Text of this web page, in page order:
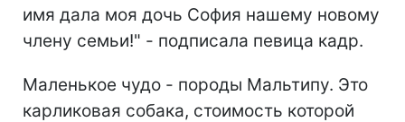
имя дала моя дочь София нашему новому
члену семьи!" - подписала певица кадр.
Маленькое чудо - породы Мальтипу. Это
карликовая собака, стоимость которой